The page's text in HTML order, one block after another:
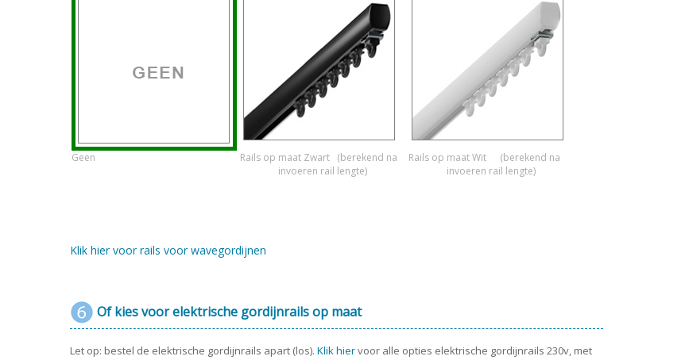
Geen Rails op maat Zwart
(berekend na
invoeren rail lengte)
Rails op maat Wit
(berekend na
invoeren rail lengte)
Klik hier voor rails voor wavegordijnen
Of kies voor elektrische gordijnrails op maat
Let op: bestel de elektrische gordijnrails apart (los). Klik hiervoor alle opties elektrische gordijnrails 230v, met